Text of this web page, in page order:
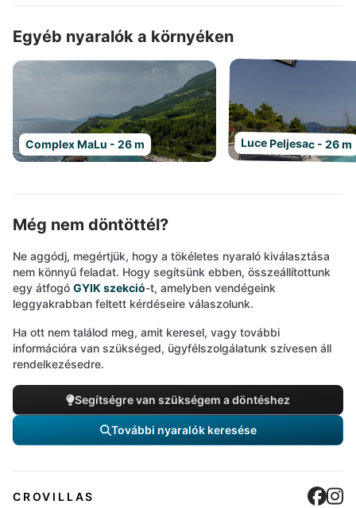
Egyéb nyaralók a környéken
Complex MaLu - 26 m Luce Peljesac - 26 m
Még nem döntöttél?
Ne aggódj, megértjük, hogy a tökéletes nyaraló kiválasztása
nem könnyű feladat. Hogy segítsünk ebben, összeállítottunk
egy átfogó GYIK szekció-t, amelyben vendégeink
leggyakrabban feltett kérdéseire válaszolunk.
Ha ott nem találod meg, amit keresel, vagy további
információra van szükséged, ügyfélszolgálatunk szívesen áll
rendelkezésedre.
Segítségre van szükségem a döntéshez
További nyaralók keresése
CROVILLAS